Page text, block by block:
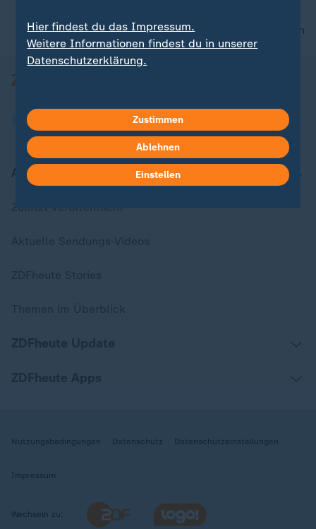
nach oben
Aktuell bei ZDFheute
Zuletzt veröffentlicht
Nutzungsbedingungen Datenschutz Datenschutzeinstellungen
Impressum
Wechseln zu:
Hier findest du das Impressum.
Weitere Informationen findest du in unserer
Datenschutzerklärung.
Zustimmen
Ablehnen
Einstellen